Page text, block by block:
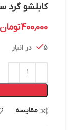
کابلشو گرد سایز 50 بیست
400,000تومان
5 در انبار
مقایسه